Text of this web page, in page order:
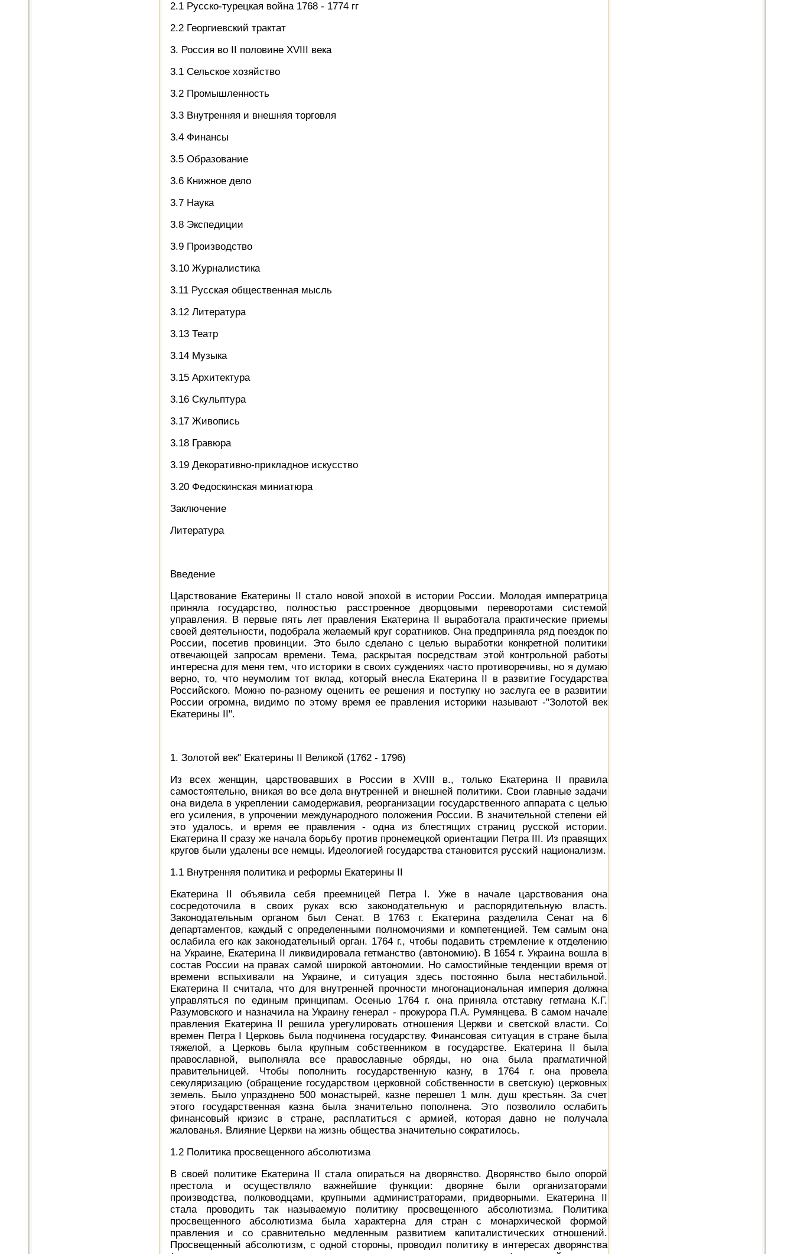
2.1 Русско-турецкая война 1768 - 1774 гг
2.2 Георгиевский трактат
3. Россия во II половине XVIII века
3.1 Сельское хозяйство
3.2 Промышленность
3.3 Внутренняя и внешняя торговля
3.4 Финансы
3.5 Образование
3.6 Книжное дело
3.7 Наука
3.8 Экспедиции
3.9 Производство
3.10 Журналистика
3.11 Русская общественная мысль
3.12 Литература
3.13 Театр
3.14 Музыка
3.15 Архитектура
3.16 Скульптура
3.17 Живопись
3.18 Гравюра
3.19 Декоративно-прикладное искусство
3.20 Федоскинская миниатюра
Заключение
Литература
Введение
Царствование Екатерины II стало новой эпохой в истории России. Молодая императрица
приняла государство, полностью расстроенное дворцовыми переворотами системой
управления. В первые пять лет правления Екатерина II выработала практические приемы
своей деятельности, подобрала желаемый круг соратников. Она предприняла ряд поездок по
России, посетив провинции. Это было сделано с целью выработки конкретной политики
отвечающей запросам времени. Тема, раскрытая посредствам этой контрольной работы
интересна для меня тем, что историки в своих суждениях часто противоречивы, но я думаю
верно, то, что неумолим тот вклад, который внесла Екатерина II в развитие Государства
Российского. Можно по-разному оценить ее решения и поступку но заслуга ее в развитии
России огромна, видимо по этому время ее правления историки называют -"Золотой век
Екатерины II".
1. Золотой век" Екатерины II Великой (1762 - 1796)
Из всех женщин, царствовавших в России в XVIII в., только Екатерина II правила
самостоятельно, вникая во все дела внутренней и внешней политики. Свои главные задачи
она видела в укреплении самодержавия, реорганизации государственного аппарата с целью
его усиления, в упрочении международного положения России. В значительной степени ей
это удалось, и время ее правления - одна из блестящих страниц русской истории.
Екатерина II сразу же начала борьбу против пронемецкой ориентации Петра III. Из правящих
кругов были удалены все немцы. Идеологией государства становится русский национализм.
1.1 Внутренняя политика и реформы Екатерины II
Екатерина II объявила себя преемницей Петра I. Уже в начале царствования она
сосредоточила в своих руках всю законодательную и распорядительную власть.
Законодательным органом был Сенат. В 1763 г. Екатерина разделила Сенат на 6
департаментов, каждый с определенными полномочиями и компетенцией. Тем самым она
ослабила его как законодательный орган. 1764 г., чтобы подавить стремление к отделению
на Украине, Екатерина II ликвидировала гетманство (автономию). В 1654 г. Украина вошла в
состав России на правах самой широкой автономии. Но самостийные тенденции время от
времени вспыхивали на Украине, и ситуация здесь постоянно была нестабильной.
Екатерина II считала, что для внутренней прочности многонациональная империя должна
управляться по единым принципам. Осенью 1764 г. она приняла отставку гетмана К.Г.
Разумовского и назначила на Украину генерал - прокурора П.А. Румянцева. В самом начале
правления Екатерина II решила урегулировать отношения Церкви и светской власти. Со
времен Петра I Церковь была подчинена государству. Финансовая ситуация в стране была
тяжелой, а Церковь была крупным собственником в государстве. Екатерина II была
православной, выполняла все православные обряды, но она была прагматичной
правительницей. Чтобы пополнить государственную казну, в 1764 г. она провела
секуляризацию (обращение государством церковной собственности в светскую) церковных
земель. Было упразднено 500 монастырей, казне перешел 1 млн. душ крестьян. За счет
этого государственная казна была значительно пополнена. Это позволило ослабить
финансовый кризис в стране, расплатиться с армией, которая давно не получала
жалованья. Влияние Церкви на жизнь общества значительно сократилось.
1.2 Политика просвещенного абсолютизма
В своей политике Екатерина II стала опираться на дворянство. Дворянство было опорой
престола и осуществляло важнейшие функции: дворяне были организаторами
производства, полководцами, крупными администраторами, придворными. Екатерина II
стала проводить так называемую политику просвещенного абсолютизма. Политика
просвещенного абсолютизма была характерна для стран с монархической формой
правления и со сравнительно медленным развитием капиталистических отношений.
Просвещенный абсолютизм, с одной стороны, проводил политику в интересах дворянства